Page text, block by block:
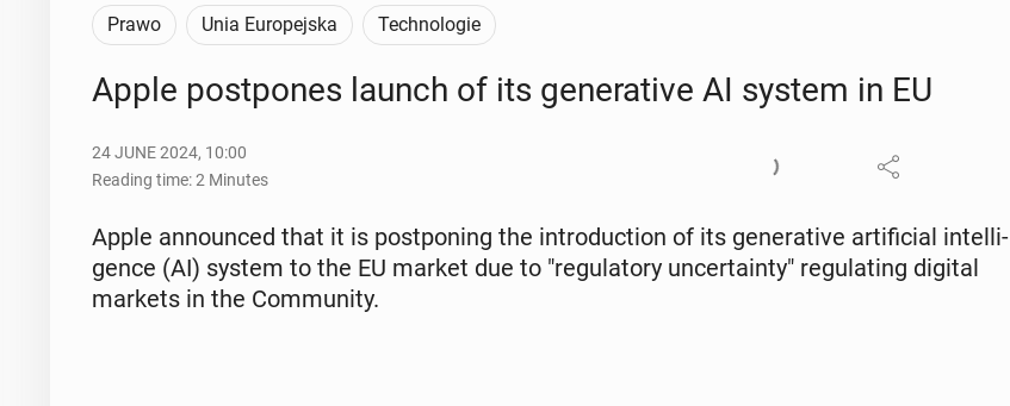
Prawo Unia Europejska Technologie
Apple post­pones launch of its gen­er­a­tive AI system in EU
24 JUNE 2024, 10:00
Reading time: 2 Minutes
Apple an­nounced that it is post­pon­ing the in­tro­duc­tion of its gen­er­a­tive ar­ti­fi­cial in­tel­li­
gence (AI) system to the EU market due to "reg­u­la­to­ry un­cer­tain­ty" reg­u­lat­ing digital
markets in the Com­mu­ni­ty.